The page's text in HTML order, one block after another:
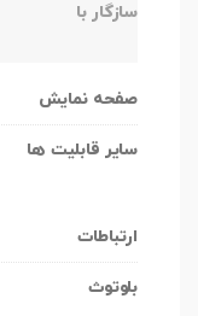
سازگار با
صفحه نمایش
سایر قابلیت ها
ارتباطات
بلوتوث